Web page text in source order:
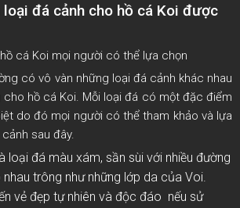
loại đá cảnh cho hồ cá Koi được
cá Koi mọi người có thể lựa chọn
có vô vàn những loại đá cảnh khác nhau
hồ cá Koi. Mỗi loại đá có một đặc điểm
do đó mọi người có thể tham khảo và lựa
sau đây.
loại đá màu xám, sần sùi với nhiều đường
trông như những lớp da của Voi.
vẻ đẹp tự nhiên và độc đáo nếu sử